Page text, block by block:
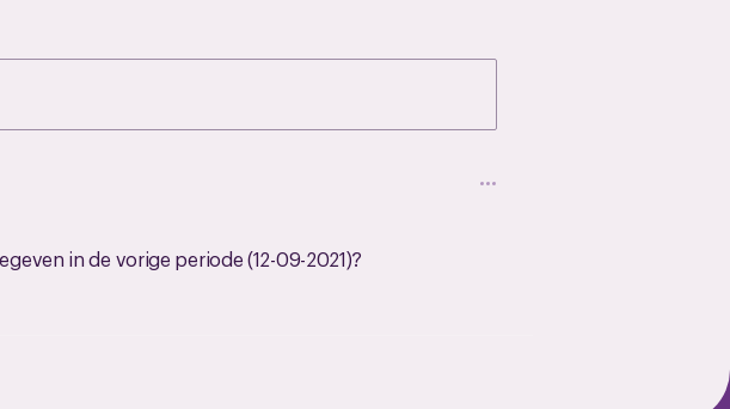
in de vorige periode (12-09-2021)?